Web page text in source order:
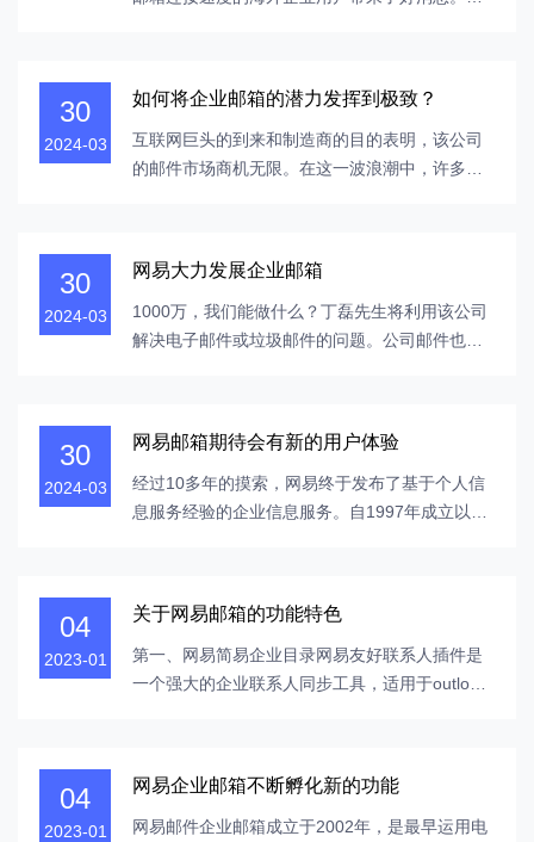
件数据必须存储在家庭计算机室服务器中，但不
可避免的是，直接访问外国用户的速度和稳定性
受...
30
2024-03
如何将企业邮箱的潜力发挥到极致？
互联网巨头的到来和制造商的目的表明，该公司
的邮件市场商机无限。在这一波浪潮中，许多中
业邮箱经过多年的全面服务和经验，为数百家企
业用户供给了有效的解决方案，同时进步了邮箱
的...
30
2024-03
网易大力发展企业邮箱
1000万，我们能做什么？丁磊先生将利用该公司
解决电子邮件或垃圾邮件的问题。公司邮件也回
旅，而是该网络公司的电子邮件地址。丁磊先生
告诉记者，“个人邮件业务是有利可图的，但...
30
2024-03
网易邮箱期待会有新的用户体验
经过10多年的摸索，网易终于发布了基于个人信
息服务经验的企业信息服务。自1997年成立以
守了免费电子邮件政策，集成了高端国际防病毒
引擎，并宣布电子邮件进入G时代，免费的电子
邮...
04
2023-01
关于网易邮箱的功能特色
第一、网易简易企业目录网易友好联系人插件是
一个强大的企业联系人同步工具，适用于outlook
效。主要特点：同步公司地址簿：登录上网本公
司邮箱，将公司地址簿导入客户端...
04
2023-01
网易企业邮箱不断孵化新的功能
网易邮件企业邮箱成立于2002年，是最早运用电